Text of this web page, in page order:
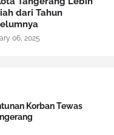
dari Tahun
06, 2025
Korban Tewas